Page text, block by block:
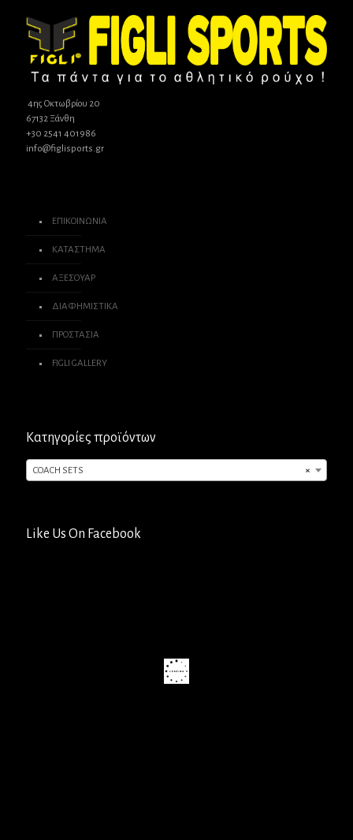
4ης Οκτωβρίου 20
67132 Ξάνθη
+30 2541 401986
info@figlisports.gr
ΕΠΙΚΟΙΝΩΝΙΑ
ΚΑΤΑΣΤΗΜΑ
ΑΞΕΣΟΥΑΡ
ΔΙΑΦΗΜΙΣΤΙΚΑ
ΠΡΟΣΤΑΣΙΑ
FIGLI GALLERY
Κατηγορίες προϊόντων
×
COACH SETS
Like Us On Facebook